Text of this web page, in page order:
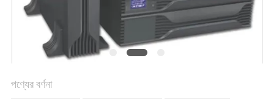
ম্যাপ
গোপনীয়তা
পণ্যের বর্ণনা